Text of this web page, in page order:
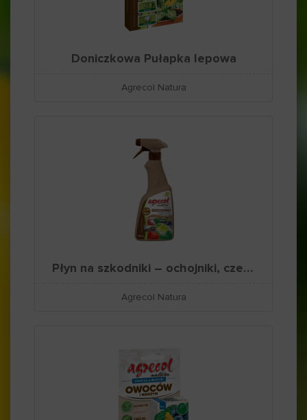
Doniczkowa Pułapka lepowa
Agrecol Natura
Płyn na szkodniki – ochojniki, czerwce, przędziorki i inne
Agrecol Natura